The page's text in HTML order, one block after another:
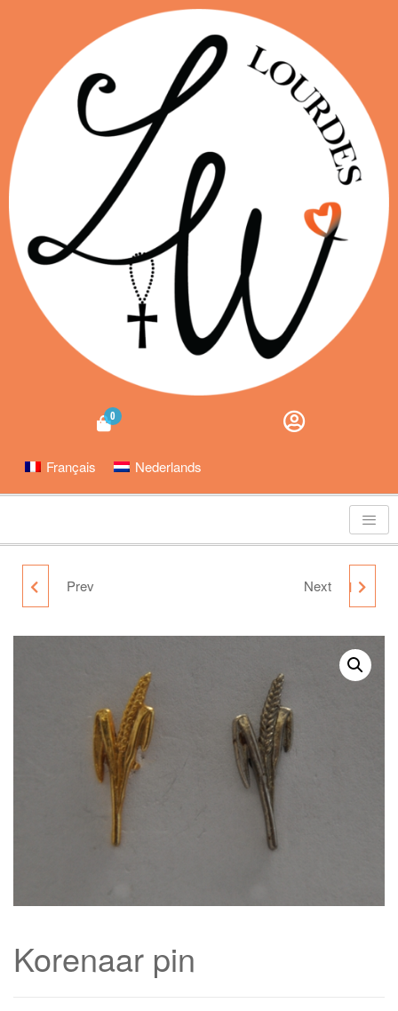
0
Français Nederlands
EXCLUSIEF
Prev UITGESNEDEN DUIF PIN
Next
Korenaar pin